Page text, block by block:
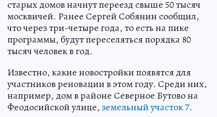
старых домов начнут переезд свыше 50 тысяч
москвичей. Ранее Сергей Собянин сообщил,
что через три-четыре года, то есть на пике
программы, будут переселяться порядка 80
тысяч человек в год.
Известно, какие новостройки появятся для
участников реновации в этом году. Среди них,
например, дом в районе Северное Бутово на
Феодосийской улице, земельный участок 7.